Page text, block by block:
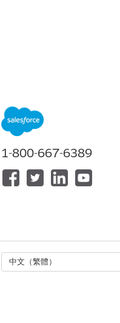
1-800-667-6389
中文（繁體）